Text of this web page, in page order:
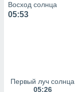
наших 1199
Восход солнца
05:53
Первый луч солнца
05:26